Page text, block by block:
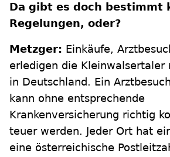
Da gibt es doch bestimmt
Regelungen, oder?
Metzger: Einkäufe,
erledigen die Kleinwalsertaler
in Deutschland. Ein
kann ohne entsprechende
Krankenversicherung richtig
teuer werden. Jeder Ort hat
eine österreichische